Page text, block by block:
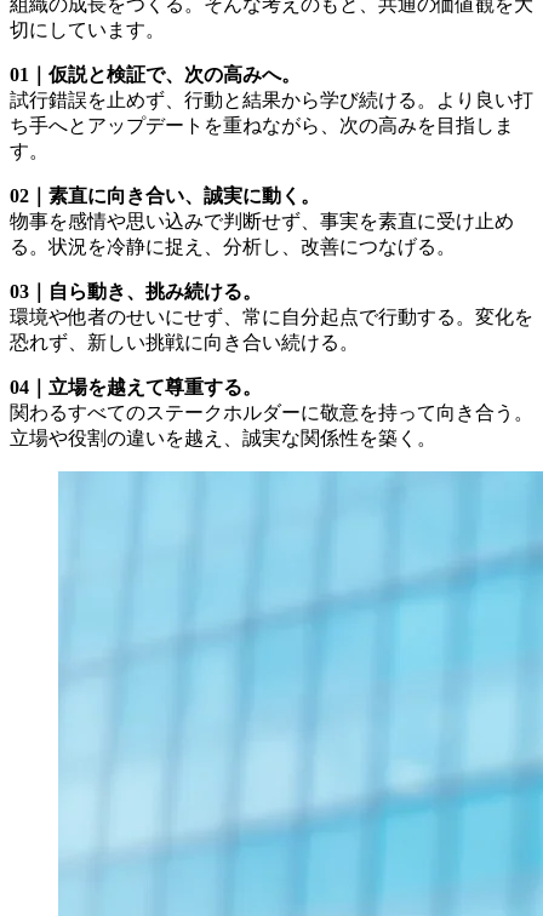
組織の成長をつくる。そんな考えのもと、共通の価値観を大
切にしています。
01｜仮説と検証で、次の高みへ。
試行錯誤を止めず、行動と結果から学び続ける。より良い打
ち手へとアップデートを重ねながら、次の高みを目指しま
す。
02｜素直に向き合い、誠実に動く。
物事を感情や思い込みで判断せず、事実を素直に受け止め
る。状況を冷静に捉え、分析し、改善につなげる。
03｜自ら動き、挑み続ける。
環境や他者のせいにせず、常に自分起点で行動する。変化を
恐れず、新しい挑戦に向き合い続ける。
04｜立場を越えて尊重する。
関わるすべてのステークホルダーに敬意を持って向き合う。
立場や役割の違いを越え、誠実な関係性を築く。